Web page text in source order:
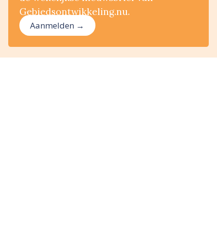
Gebiedsontwikkeling.nu.
Aanmelden →